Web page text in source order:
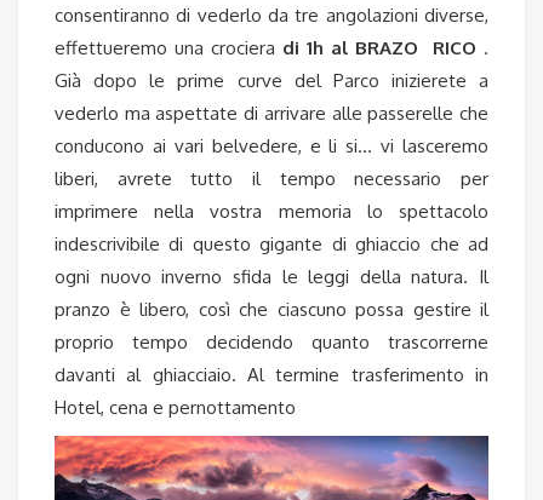
consentiranno di vederlo da tre angolazioni diverse,
effettueremo una crociera di 1h al BRAZO RICO .
Già dopo le prime curve del Parco inizierete a
vederlo ma aspettate di arrivare alle passerelle che
conducono ai vari belvedere, e li si… vi lasceremo
liberi, avrete tutto il tempo necessario per
imprimere nella vostra memoria lo spettacolo
indescrivibile di questo gigante di ghiaccio che ad
ogni nuovo inverno sfida le leggi della natura. Il
pranzo è libero, così che ciascuno possa gestire il
proprio tempo decidendo quanto trascorrerne
davanti al ghiacciaio. Al termine trasferimento in
Hotel, cena e pernottamento